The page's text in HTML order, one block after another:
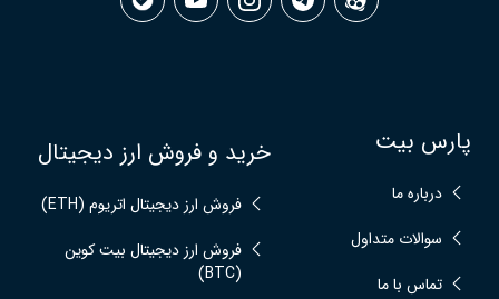
پارس بیت
درباره ما
سوالات متداول
تماس با ما
خرید و فروش ارز دیجیتال
فروش ارز دیجیتال اتریوم (ETH)
فروش ارز دیجیتال بیت کوین
(BTC)